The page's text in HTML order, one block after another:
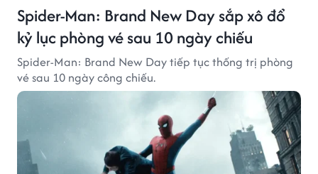
Spider-Man: Brand New Day sắp xô đổ
kỷ lục phòng vé sau 10 ngày chiếu
Spider-Man: Brand New Day tiếp tục thống trị phòng
vé sau 10 ngày công chiếu.